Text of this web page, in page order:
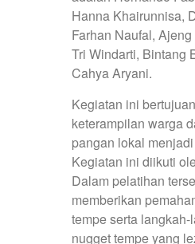
Hanna Khairunnisa,
Farhan Naufal,
Tri Windarti, Bintang
Cahya Aryani.
Kegiatan ini
keterampilan warga
pangan lokal
Kegiatan ini diikuti
Dalam pelatihan
memberikan
tempe serta
nugget tempe yang